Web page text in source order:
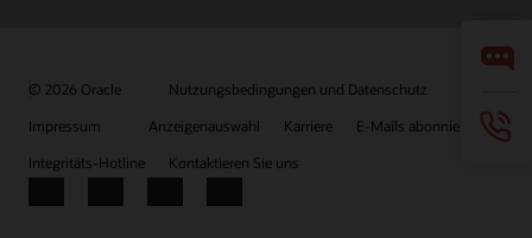
© 2026 Oracle
Nutzungsbedingungen und Datenschutz
Impressum
Anzeigenauswahl Karriere
E-Mails abonnieren
Integritäts-Hotline
Kontaktieren Sie uns
Facebook
X LinkedInYouTube